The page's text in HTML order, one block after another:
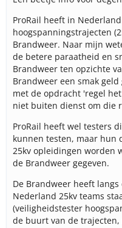
ProRail heeft in
hoogspanningstrajecten
Brandweer. Naar mijn
de betere paraatheid en
Brandweer ten opzichte
Brandweer een smak
met de opdracht 'regel
niet buiten dienst om die
ProRail heeft wel testers
kunnen testen, maar hun
25kv opleidingen worden
de Brandweer gegeven.
De Brandweer heeft
Nederland 25kv teams
(veiligheidstester
de buurt van de